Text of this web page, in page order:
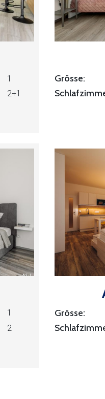
1
2+1
Grösse:
1
2
Grösse: